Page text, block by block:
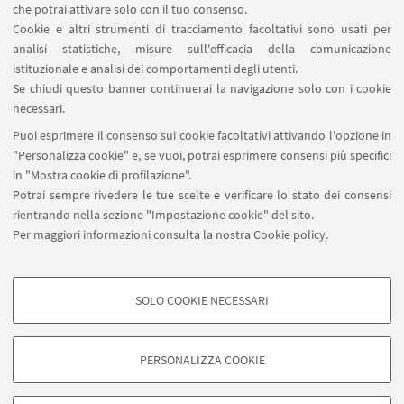
che potrai attivare solo con il tuo consenso.
Cookie e altri strumenti di tracciamento facoltativi sono usati per
analisi statistiche, misure sull'efficacia della comunicazione
istituzionale e analisi dei comportamenti degli utenti.
Se chiudi questo banner continuerai la navigazione solo con i cookie
necessari.
Puoi esprimere il consenso sui cookie facoltativi attivando l'opzione in
"Personalizza cookie" e, se vuoi, potrai esprimere consensi più specifici
in "Mostra cookie di profilazione".
Potrai sempre rivedere le tue scelte e verificare lo stato dei consensi
rientrando nella sezione "Impostazione cookie" del sito.
Per maggiori informazioniconsulta la nostra Cookie policy.
COOKIE DI PROFILAZIONE - FACOLTATIVI
degli utenti, creare profili in base al loro comportamento sul sito, per analisi
di marketing.
SOLO COOKIE NECESSARI
PERSONALIZZA COOKIE
rafforzando il senso di autoefficacia e
scardinando quelle barriere all’accesso che
continuano a condizionare la scelta di
carriere in ambito STEM, fin dalla più
Vai alla pagina
difa.invisibili@unibo.it